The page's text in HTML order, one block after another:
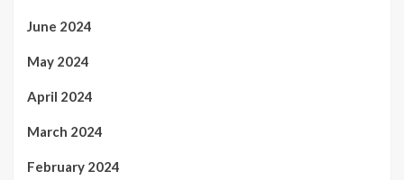
June 2024
May 2024
April 2024
March 2024
February 2024